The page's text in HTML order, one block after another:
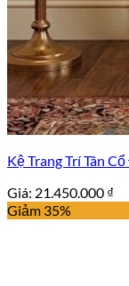
Kệ Trang Trí Tân
Giá: 21.450.000 ₫
Giảm 35%